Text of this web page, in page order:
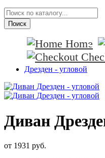
Поиск
Home
Дрезден - угловой
Диван
от 1931 руб.